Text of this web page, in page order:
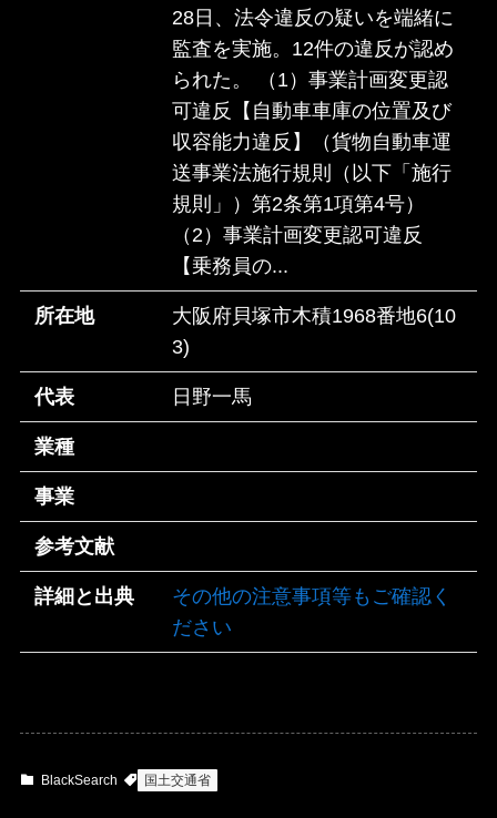
28日、法令違反の疑いを端緒に
監査を実施。12件の違反が認め
られた。 （1）事業計画変更認
可違反【自動車車庫の位置及び
収容能力違反】（貨物自動車運
送事業法施行規則（以下「施行
規則」）第2条第1項第4号）
（2）事業計画変更認可違反
【乗務員の...
所在地
大阪府貝塚市木積1968番地6(10
3)
代表 日野一馬
業種
事業
参考文献
詳細と出典
その他の注意事項等もご確認く
ださい
BlackSearch 国土交通省